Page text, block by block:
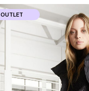
OUTLET